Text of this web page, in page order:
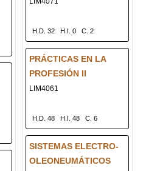
H.D. 32 H.I. 0 C. 2
PRÁCTICAS EN LA
PROFESIÓN II
LIM4061
H.D. 48 H.I. 48 C. 6
SISTEMAS ELECTRO-
OLEONEUMÁTICOS